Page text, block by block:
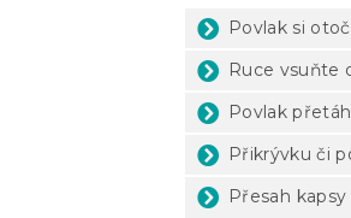
Povlak si
Ruce vsuňte
Povlak
Přikrývku či
Přesah